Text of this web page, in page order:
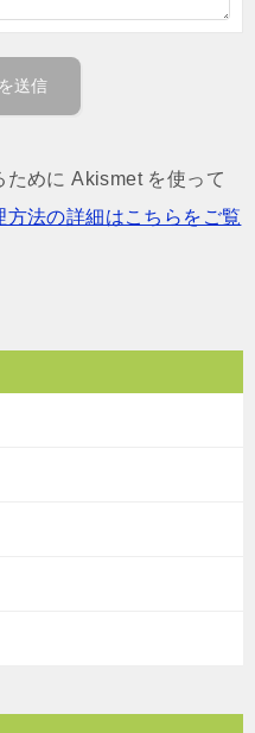
ために Akismet を使って
方法の詳細はこちらをご覧